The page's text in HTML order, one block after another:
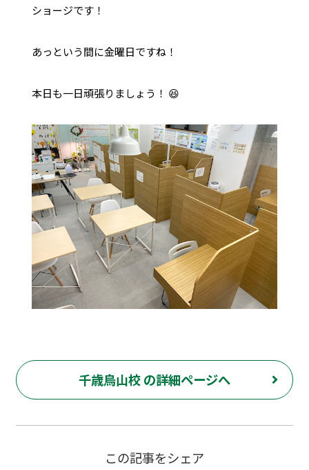
ショージです！
あっという間に金曜日ですね！
本日も一日頑張りましょう！ 😆
千歳烏山校 の詳細ページへ
この記事をシェア